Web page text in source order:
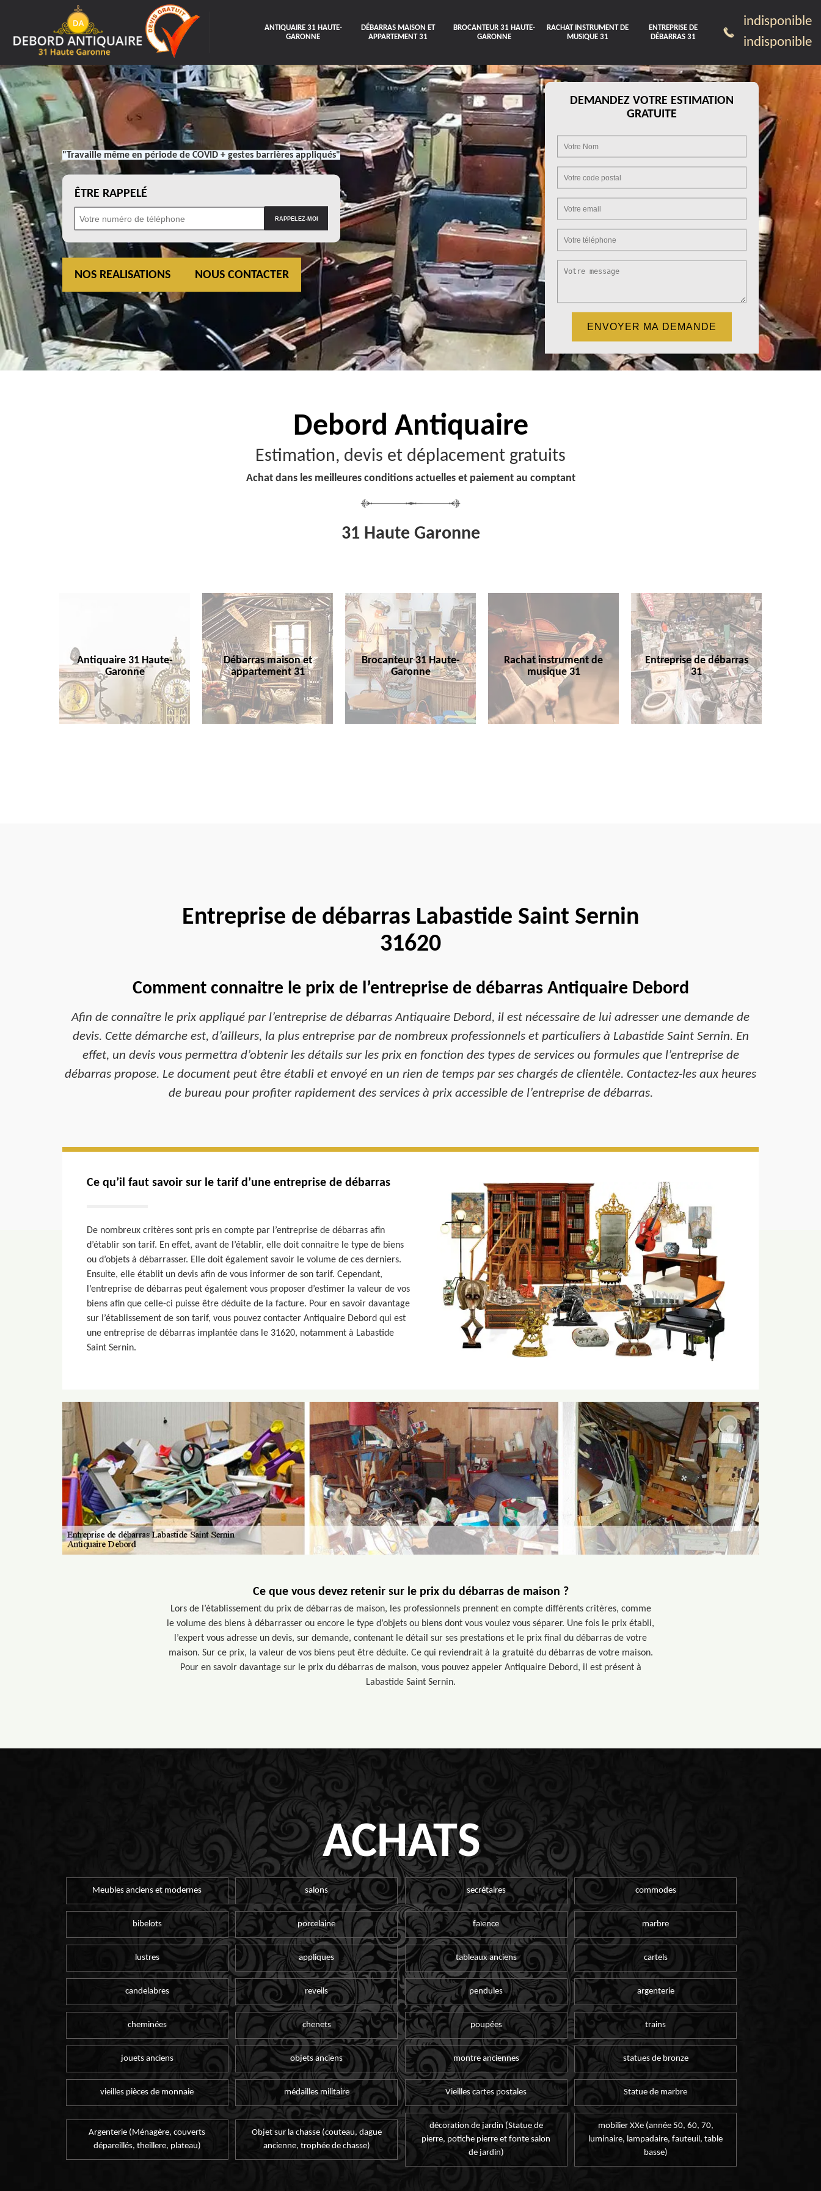
ANTIQUAIRE 31 HAUTE-
GARONNE
DÉBARRAS MAISON ET
APPARTEMENT 31
BROCANTEUR 31 HAUTE-
GARONNE
RACHAT INSTRUMENT DE
MUSIQUE 31
ENTREPRISE DE
DÉBARRAS 31
indisponible
indisponible
"Travaille même en période de COVID + gestes barrières appliqués"
ÊTRE RAPPELÉ
NOS REALISATIONS NOUS CONTACTER
DEMANDEZ VOTRE ESTIMATION
GRATUITE
Debord Antiquaire
Estimation, devis et déplacement gratuits
Achat dans les meilleures conditions actuelles et paiement au comptant
31 Haute Garonne
Antiquaire 31 Haute-
Garonne
Débarras maison et
appartement 31
Brocanteur 31 Haute-
Garonne
Rachat instrument de
musique 31
Entreprise de débarras
31
Entreprise de débarras Labastide Saint Sernin
31620
Comment connaitre le prix de l’entreprise de débarras Antiquaire Debord
Afin de connaître le prix appliqué par l’entreprise de débarras Antiquaire Debord, il est nécessaire de lui adresser une demande de
devis. Cette démarche est, d’ailleurs, la plus entreprise par de nombreux professionnels et particuliers à Labastide Saint Sernin. En
effet, un devis vous permettra d’obtenir les détails sur les prix en fonction des types de services ou formules que l’entreprise de
débarras propose. Le document peut être établi et envoyé en un rien de temps par ses chargés de clientèle. Contactez-les aux heures
de bureau pour profiter rapidement des services à prix accessible de l’entreprise de débarras.
Ce qu’il faut savoir sur le tarif d’une entreprise de débarras
De nombreux critères sont pris en compte par l’entreprise de débarras afin
d’établir son tarif. En effet, avant de l’établir, elle doit connaitre le type de biens
ou d’objets à débarrasser. Elle doit également savoir le volume de ces derniers.
Ensuite, elle établit un devis afin de vous informer de son tarif. Cependant,
l’entreprise de débarras peut également vous proposer d’estimer la valeur de vos
biens afin que celle-ci puisse être déduite de la facture. Pour en savoir davantage
sur l’établissement de son tarif, vous pouvez contacter Antiquaire Debord qui est
une entreprise de débarras implantée dans le 31620, notamment à Labastide
Saint Sernin.
Ce que vous devez retenir sur le prix du débarras de maison ?
Lors de l’établissement du prix de débarras de maison, les professionnels prennent en compte différents critères, comme
le volume des biens à débarrasser ou encore le type d’objets ou biens dont vous voulez vous séparer. Une fois le prix établi,
l’expert vous adresse un devis, sur demande, contenant le détail sur ses prestations et le prix final du débarras de votre
maison. Sur ce prix, la valeur de vos biens peut être déduite. Ce qui reviendrait à la gratuité du débarras de votre maison.
Pour en savoir davantage sur le prix du débarras de maison, vous pouvez appeler Antiquaire Debord, il est présent à
Labastide Saint Sernin.
ACHATS
Meubles anciens et modernes salons secrétaires commodes
bibelots porcelaine faïence marbre
lustres appliques tableaux anciens cartels
candelabres reveils pendules argenterie
cheminées chenets poupées trains
jouets anciens objets anciens montre anciennes statues de bronze
vieilles pièces de monnaie médailles militaire Vieilles cartes postales Statue de marbre
Argenterie (Ménagère, couverts
dépareillés, theillere, plateau)
Objet sur la chasse (couteau, dague
ancienne, trophée de chasse)
décoration de jardin (Statue de
pierre, potiche pierre et fonte salon
de jardin)
mobilier XXe (année 50, 60, 70,
luminaire, lampadaire, fauteuil, table
basse)